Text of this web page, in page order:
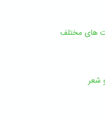
های مختلف
شعر